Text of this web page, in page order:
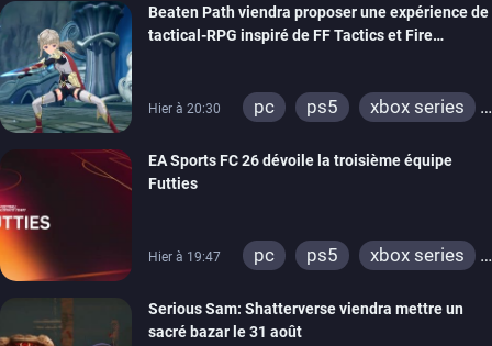
xbox one
Beaten Path viendra proposer une expérience de
tactical-RPG inspiré de FF Tactics et Fire
Hier à 20:30 pc ps5
xbox series
EA Sports FC 26 dévoile la troisième équipe
Futties
Hier à 19:47 pc ps5
xbox series
xbox one
switch 2
Serious Sam: Shatterverse viendra mettre un
sacré bazar le 31 août